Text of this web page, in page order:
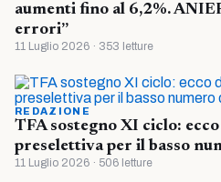
aumenti fino al 6,2%.
errori”
11 Luglio 2026 · 353 letture
REDAZIONE
TFA sostegno XI ciclo:
preselettiva per il basso
11 Luglio 2026 · 506 letture